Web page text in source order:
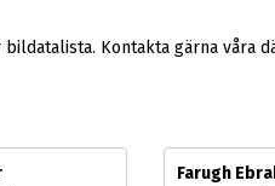
Kontakta gärna våra
Farugh